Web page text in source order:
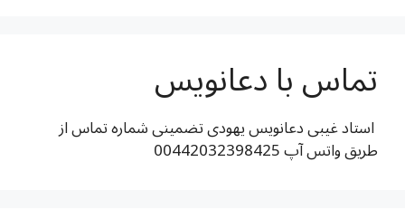
تماس با دعانویس
استاد غیبی دعانویس یهودی تضمینی شماره تماس از
طریق واتس آپ 00442032398425